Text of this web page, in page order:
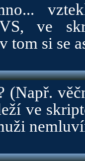
VS, ve
tom si se
(Např.
ve